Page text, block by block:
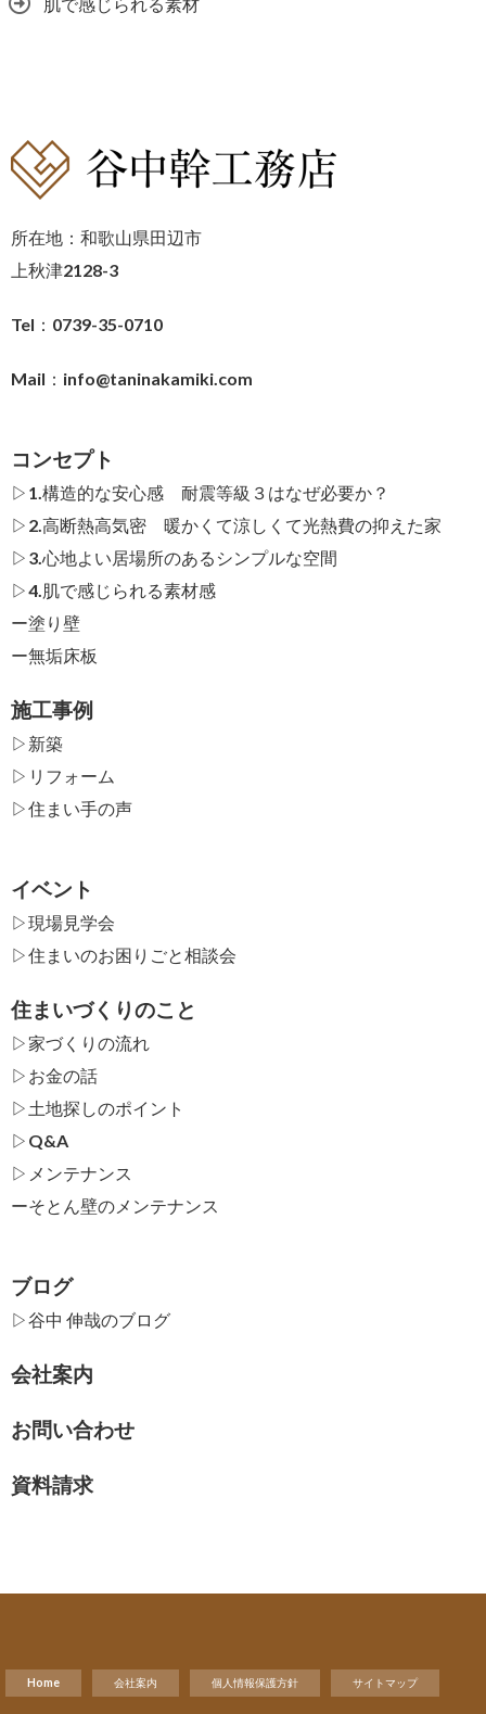
所在地：和歌山県田辺市
上秋津2128-3
Tel：0739-35-0710
Mail： info@taninakamiki.com
コンセプト
▷1.構造的な安心感 耐震等級３はなぜ必要か？
▷2.高断熱高気密 暖かくて涼しくて光熱費の抑えた家
▷3.心地よい居場所のあるシンプルな空間
▷4.肌で感じられる素材感
ー塗り壁
ー無垢床板
施工事例
▷新築
▷リフォーム
▷住まい手の声
イベント
▷現場見学会
▷住まいのお困りごと相談会
住まいづくりのこと
▷家づくりの流れ
▷お金の話
▷土地探しのポイント
▷Q&A
▷メンテナンス
ーそとん壁のメンテナンス
ブログ
▷谷中 伸哉のブログ
会社案内
お問い合わせ
資料請求
Home 会社案内 個人情報保護方針 サイトマップ